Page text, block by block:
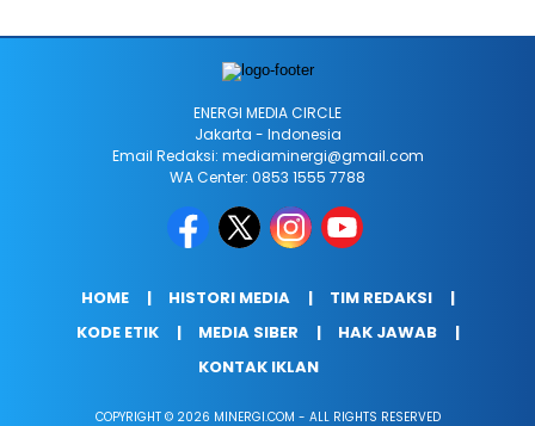
ENERGI MEDIA CIRCLE
Jakarta - Indonesia
Email Redaksi: mediaminergi@gmail.com
WA Center: 0853 1555 7788
HOME HISTORI MEDIA
TIM REDAKSI
KODE ETIK
MEDIA SIBER
HAK JAWAB
KONTAK IKLAN
COPYRIGHT © 2026 MINERGI.COM - ALL RIGHTS RESERVED